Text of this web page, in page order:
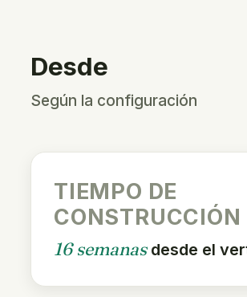
Desde
Según la configuración
TIEMPO DE
CONSTRUCCIÓN
16 semanasdesde el